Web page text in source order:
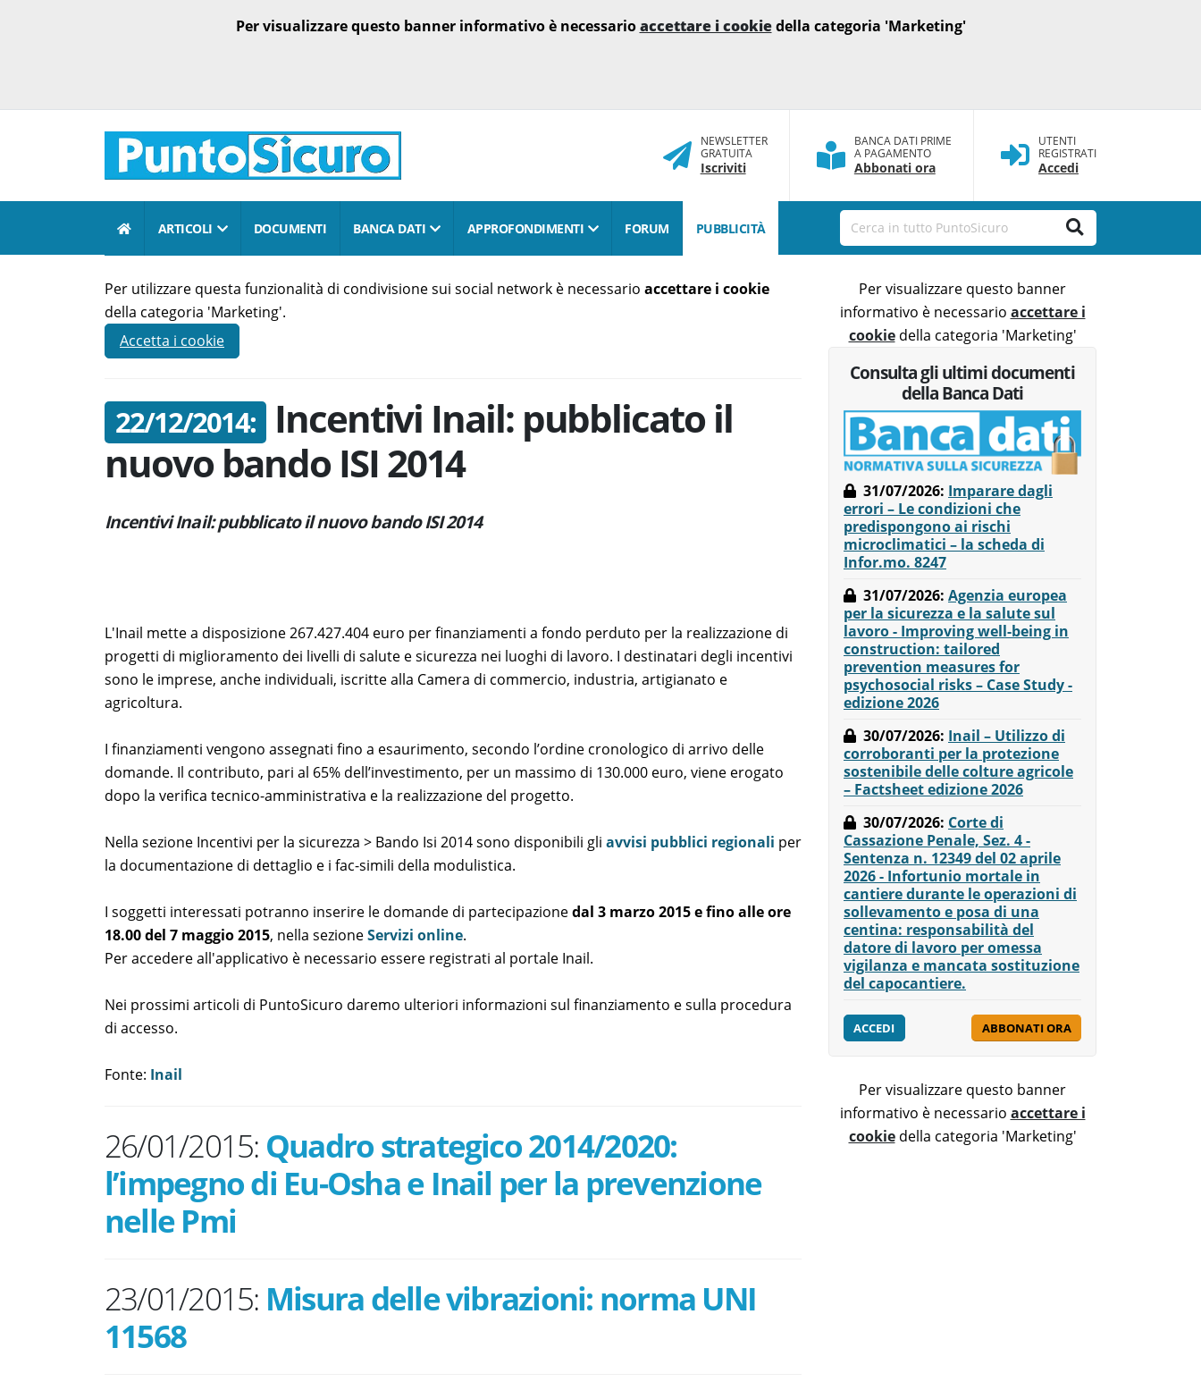
Per visualizzare questo banner informativo è necessarioaccettare i cookiedella categoria 'Marketing'
NEWSLETTER
GRATUITA
Iscriviti
BANCA DATI PRIME
A PAGAMENTO
Abbonati ora
UTENTI
REGISTRATI
Accedi
ARTICOLI DOCUMENTI BANCA DATI APPROFONDIMENTI FORUM PUBBLICITÀ
Per utilizzare questa funzionalità di condivisione sui social network è necessario accettare i cookie
della categoria 'Marketing'.
Accetta i cookie
22/12/2014: Incentivi Inail: pubblicato il
nuovo bando ISI 2014
Incentivi Inail: pubblicato il nuovo bando ISI 2014
L'Inail mette a disposizione 267.427.404 euro per finanziamenti a fondo perduto per la realizzazione di
progetti di miglioramento dei livelli di salute e sicurezza nei luoghi di lavoro. I destinatari degli incentivi
sono le imprese, anche individuali, iscritte alla Camera di commercio, industria, artigianato e
agricoltura.
I finanziamenti vengono assegnati fino a esaurimento, secondo l’ordine cronologico di arrivo delle
domande. Il contributo, pari al 65% dell’investimento, per un massimo di 130.000 euro, viene erogato
dopo la verifica tecnico-amministrativa e la realizzazione del progetto.
Nella sezione Incentivi per la sicurezza > Bando Isi 2014 sono disponibili gli avvisi pubblici regionali per
la documentazione di dettaglio e i fac-simili della modulistica.
I soggetti interessati potranno inserire le domande di partecipazionedal 3 marzo 2015 e fino alle ore
18.00 del 7 maggio 2015, nella sezioneServizi online.
Per accedere all'applicativo è necessario essere registrati al portale Inail.
Nei prossimi articoli di PuntoSicuro daremo ulteriori informazioni sul finanziamento e sulla procedura
di accesso.
Fonte: Inail
26/01/2015: Quadro strategico 2014/2020:
l’impegno di Eu-Osha e Inail per la prevenzione
nelle Pmi
23/01/2015: Misura delle vibrazioni: norma UNI
11568
Per visualizzare questo banner
informativo è necessario accettare i
cookiedella categoria 'Marketing'
Consulta gli ultimi documenti
della Banca Dati
31/07/2026: Imparare dagli
errori – Le condizioni che
predispongono ai rischi
microclimatici – la scheda di
Infor.mo. 8247
31/07/2026: Agenzia europea
per la sicurezza e la salute sul
lavoro - Improving well-being in
construction: tailored
prevention measures for
psychosocial risks – Case Study -
edizione 2026
30/07/2026: Inail – Utilizzo di
corroboranti per la protezione
sostenibile delle colture agricole
– Factsheet edizione 2026
30/07/2026: Corte di
Cassazione Penale, Sez. 4 -
Sentenza n. 12349 del 02 aprile
2026 - Infortunio mortale in
cantiere durante le operazioni di
sollevamento e posa di una
centina: responsabilità del
datore di lavoro per omessa
vigilanza e mancata sostituzione
del capocantiere.
ACCEDI ABBONATI ORA
Per visualizzare questo banner
informativo è necessario accettare i
cookiedella categoria 'Marketing'